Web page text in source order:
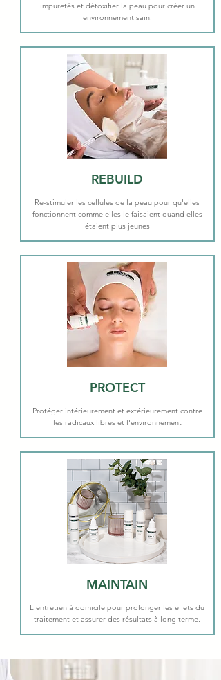
impuretés et détoxifier la peau pour créer un
environnement sain.
REBUILD
Re-stimuler les cellules de la peau pour qu'elles
fonctionnent comme elles le faisaient quand elles
étaient plus jeunes
PROTECT
Protéger intérieurement et extérieurement contre
les radicaux libres et l'environnement
MAINTAIN
L'entretien à domicile pour prolonger les effets du
traitement et assurer des résultats à long terme.